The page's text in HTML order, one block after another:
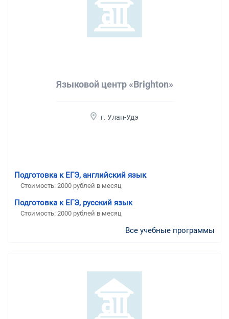
Языковой центр «Brighton»
г. Улан-Удэ
Подготовка к ЕГЭ, английский язык
Стоимость: 2000 рублей в месяц
Подготовка к ЕГЭ, русский язык
Стоимость: 2000 рублей в месяц
Все учебные программы